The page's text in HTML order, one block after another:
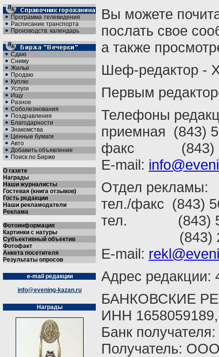
Программа телевидения
Расписание транспорта
Производств. календарь
Сдаю
Сниму
Жилье
Продаю
Куплю
Услуги
Ищу
Разное
Соболезнования
Поздравления
Благодарности
Знакомства
Ценные бумаги
Авто
Добавить объявление
Поиск по Бирже
О газете
Награды
Наши журналисты
Гостевая (книга отзывов)
Гость редакции
Наши рекламодатели
Реклама
Фотоинформация
Картинки с натуры
Субъективный объектив
Фотофакт
Анкета посетителя
Результаты опросов
e-mail редакции
info@evening-kazan.ru
Награды
Вы можете
послать свое
а также
Шеф-редактор -
Первым
Телефоны
приемная (843)
факс (843)
E-mail:
Отдел рекламы:
тел./факс (843)
тел. (843)
(843)
E-mail:
Адрес редакции:
БАНКОВСКИЕ
ИНН 1658059189,
Банк
Получатель: